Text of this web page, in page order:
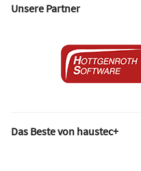
Unsere Partner
Das Beste von haustec+